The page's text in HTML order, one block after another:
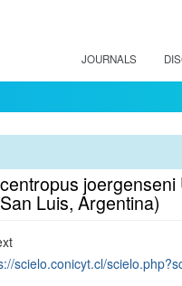
JOURNALS
Luis, Argentina)
scielo.conicyt.cl/